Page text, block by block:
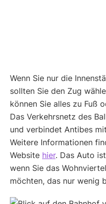
Wenn Sie nur die
sollten Sie den Zug
können Sie alles zu Fuß
Das Verkehrsnetz des
und verbindet Antibes
Weitere Informationen
Website hier. Das Auto
wenn Sie das
möchten, das nur wenig